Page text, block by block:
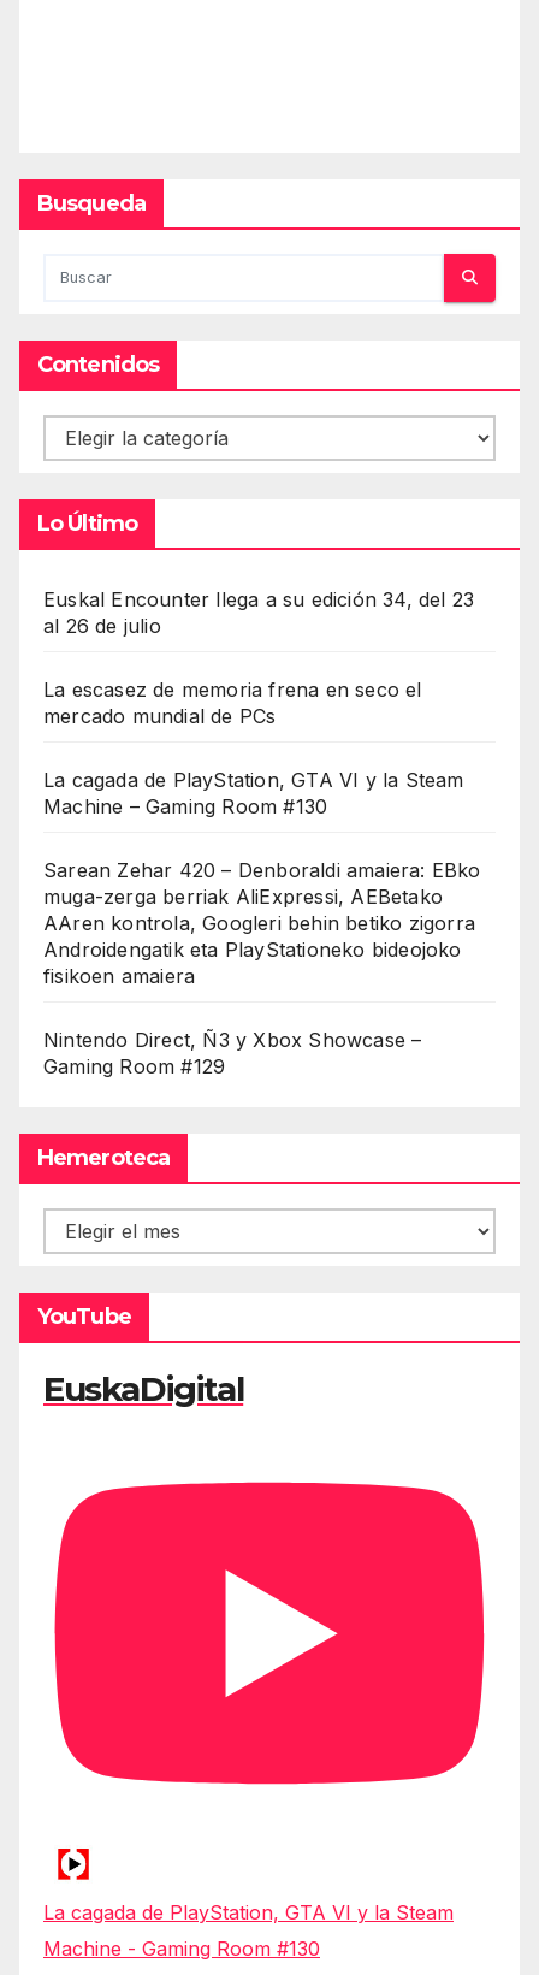
Busqueda
Contenidos
Contenidos
Lo Último
Euskal Encounter llega a su edición 34, del 23
al 26 de julio
La escasez de memoria frena en seco el
mercado mundial de PCs
La cagada de PlayStation, GTA VI y la Steam
Machine – Gaming Room #130
Sarean Zehar 420 – Denboraldi amaiera: EBko
muga-zerga berriak AliExpressi, AEBetako
AAren kontrola, Googleri behin betiko zigorra
Androidengatik eta PlayStationeko bideojoko
fisikoen amaiera
Nintendo Direct, Ñ3 y Xbox Showcase –
Gaming Room #129
Hemeroteca
Hemeroteca
YouTube
EuskaDigital
La cagada de PlayStation, GTA VI y la Steam
Machine - Gaming Room #130